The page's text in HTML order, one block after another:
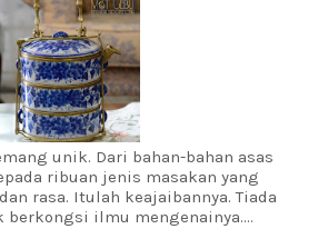
unik. Dari bahan-bahan asas
ribuan jenis masakan yang
rasa. Itulah keajaibannya. Tiada
berkongsi ilmu mengenainya....